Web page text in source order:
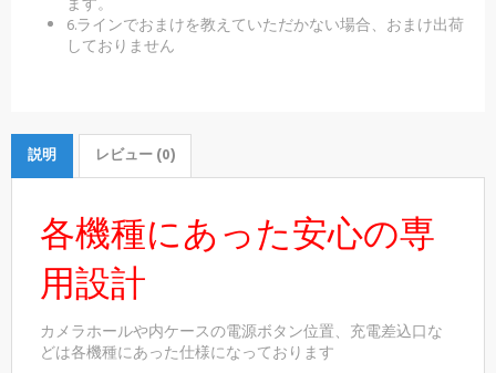
ます。
6.ラインでおまけを教えていただかない場合、おまけ出荷
しておりません
説明 レビュー (0)
各機種にあった安心の専
用設計
カメラホールや内ケースの電源ボタン位置、充電差込口な
どは各機種にあった仕様になっております